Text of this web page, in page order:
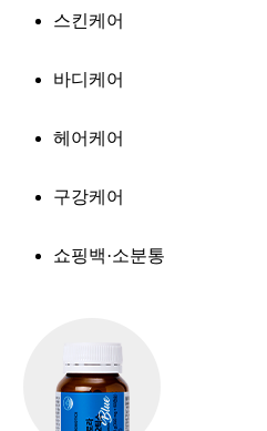
스킨케어
바디케어
헤어케어
구강케어
쇼핑백·소분통